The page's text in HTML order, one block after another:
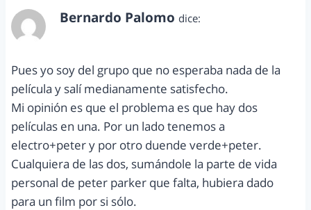
Bernardo Palomo dice:
Pues yo soy del grupo que no esperaba nada de la
película y salí medianamente satisfecho.
Mi opinión es que el problema es que hay dos
películas en una. Por un lado tenemos a
electro+peter y por otro duende verde+peter.
Cualquiera de las dos, sumándole la parte de vida
personal de peter parker que falta, hubiera dado
para un film por si sólo.